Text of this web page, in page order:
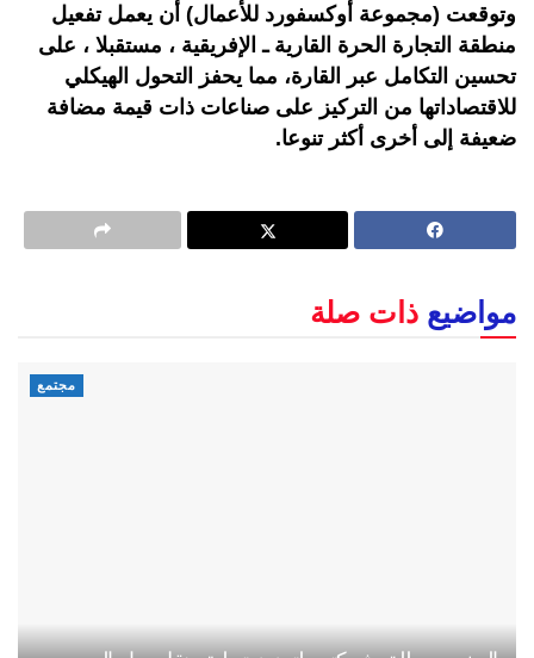
وتوقعت (مجموعة أوكسفورد للأعمال) أن يعمل تفعيل
منطقة التجارة الحرة القارية ـ الإفريقية ، مستقبلا ، على
تحسين التكامل عبر القارة، مما يحفز التحول الهيكلي
للاقتصاداتها من التركيز على صناعات ذات قيمة مضافة
ضعيفة إلى أخرى أكثر تنوعا.
مواضيع ذات صلة
مجتمع